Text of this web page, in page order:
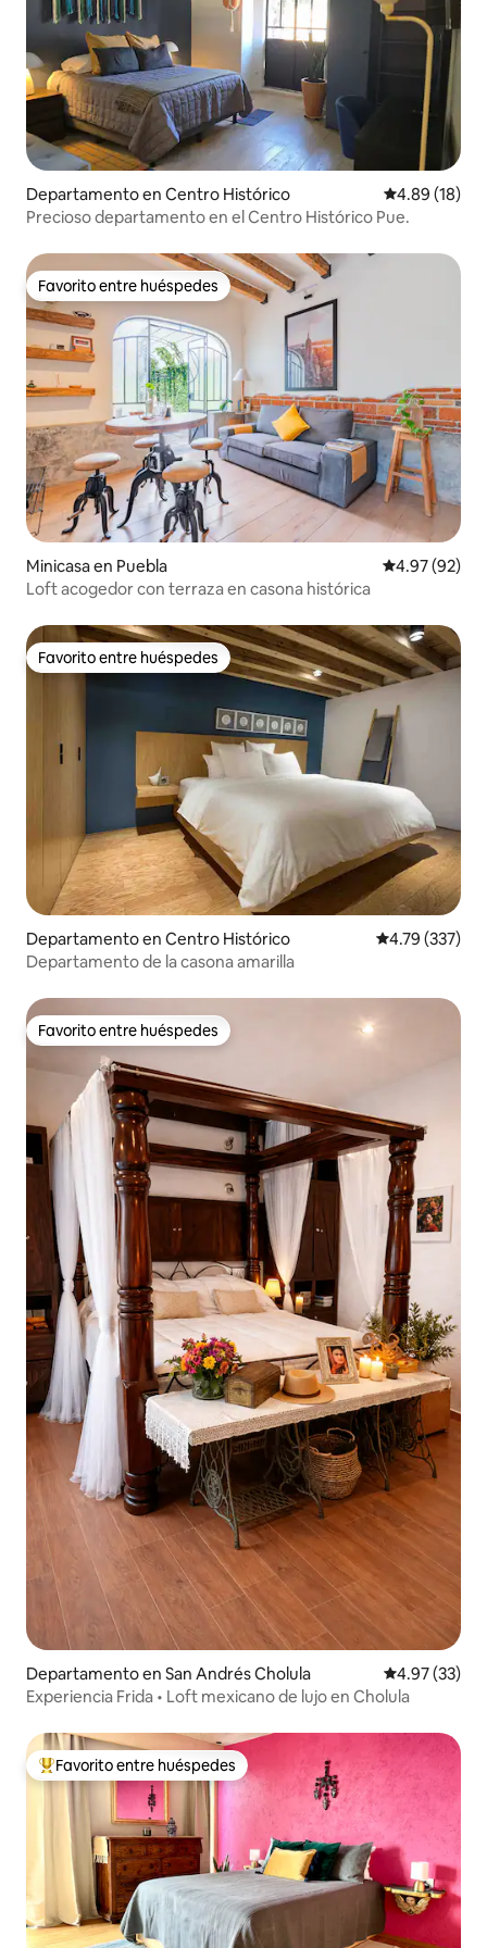
Departamento en Centro Histórico Calificación
4.89 (18)
Precioso departamento en el Centro Histórico Pue.
Favorito entre huéspedes
Favorito entre huéspedes
Minicasa en Puebla Calificación
4.97 (92)
Loft acogedor con terraza en casona histórica
Favorito entre huéspedes
Favorito entre huéspedes
Departamento en Centro Histórico Calificación
4.79 (337)
Departamento de la casona amarilla
Favorito entre huéspedes
Favorito entre huéspedes
Departamento en San Andrés Cholula Calificación
4.97 (33)
Experiencia Frida • Loft mexicano de lujo en Cholula
De los mejores en Favorito entre huéspedes
Favorito entre huéspedes